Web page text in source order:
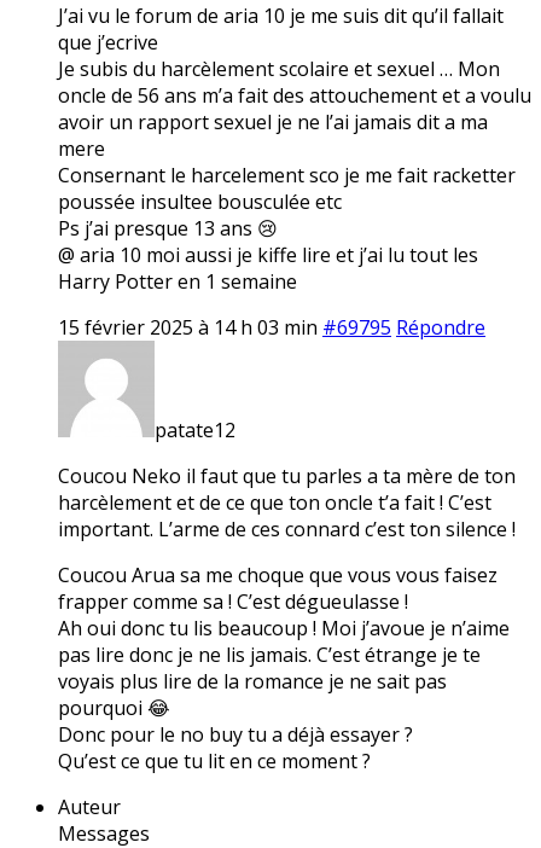
J’ai vu le forum de aria 10 je me suis dit qu’il fallait
que j’ecrive
Je subis du harcèlement scolaire et sexuel … Mon
oncle de 56 ans m’a fait des attouchement et a voulu
avoir un rapport sexuel je ne l’ai jamais dit a ma
mere
Consernant le harcelement sco je me fait racketter
poussée insultee bousculée etc
Ps j’ai presque 13 ans 😢
@ aria 10 moi aussi je kiffe lire et j’ai lu tout les
Harry Potter en 1 semaine
15 février 2025 à 14 h 03 min #69795 Répondre
patate12
Coucou Neko il faut que tu parles a ta mère de ton
harcèlement et de ce que ton oncle t’a fait ! C’est
important. L’arme de ces connard c’est ton silence !
Coucou Arua sa me choque que vous vous faisez
frapper comme sa ! C’est dégueulasse !
Ah oui donc tu lis beaucoup ! Moi j’avoue je n’aime
pas lire donc je ne lis jamais. C’est étrange je te
voyais plus lire de la romance je ne sait pas
pourquoi 😂
Donc pour le no buy tu a déjà essayer ?
Qu’est ce que tu lit en ce moment ?
Auteur
Messages